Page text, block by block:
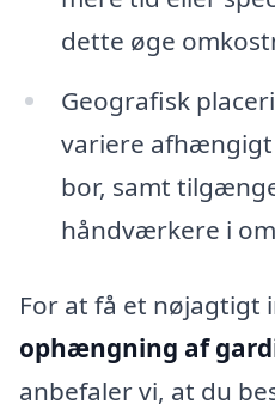
dette øge
Geografisk
variere afhængigt
bor, samt
håndværkere i
For at få et nøjagtigt
ophængning af
anbefaler vi, at du